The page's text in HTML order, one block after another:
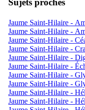
Jaume Saint-Hilaire -
Jaume Saint-Hilaire -
Jaume Saint-Hilaire -
Jaume Saint-Hilaire -
Jaume Saint-Hilaire -
Jaume Saint-Hilaire -
Jaume Saint-Hilaire -
Jaume Saint-Hilaire -
Jaume Saint-Hilaire -
Jaume Saint-Hilaire -